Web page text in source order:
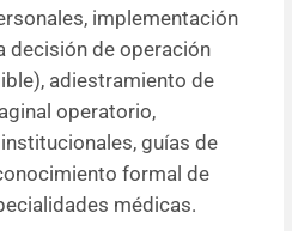
implementación
decisión de operación
adiestramiento de
operatorio,
guías de
formal de
médicas.